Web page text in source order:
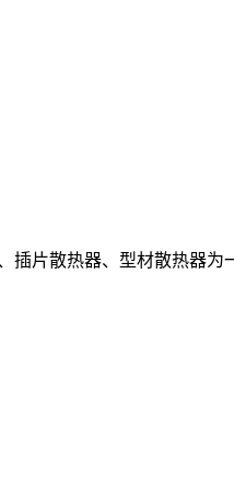
插片散热器、型材散热器